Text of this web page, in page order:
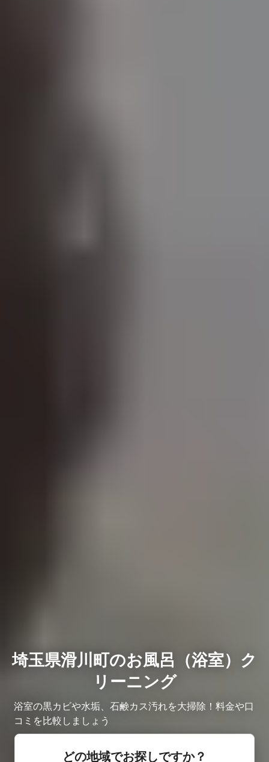
埼玉県滑川町のお風呂（浴室）ク
リーニング
浴室の黒カビや水垢、石鹸カス汚れを大掃除！料金や口
コミを比較しましょう
どの地域でお探しですか？